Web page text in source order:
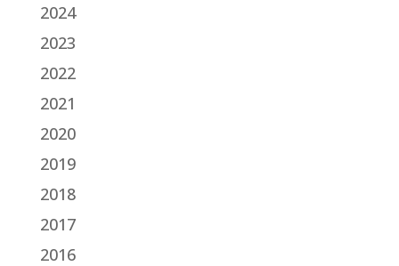
2024
2023
2022
2021
2020
2019
2018
2017
2016